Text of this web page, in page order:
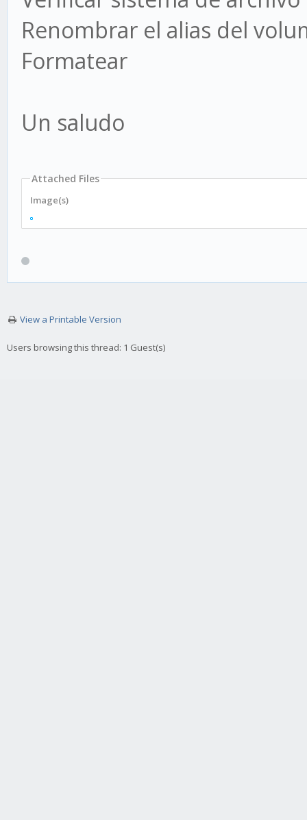
Renombrar el alias del
Formatear
Un saludo
Attached Files
Image(s)
View a Printable Version
Users browsing this thread: 1 Guest(s)